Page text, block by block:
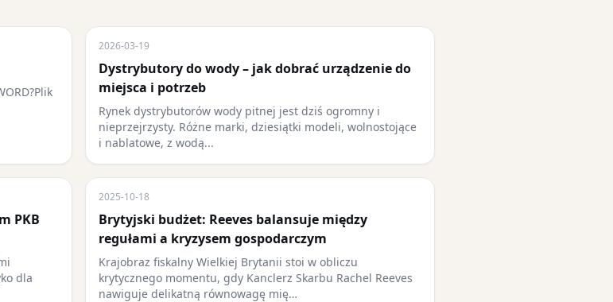
2026-03-19
Dystrybutory do wody – jak dobrać urządzenie do
miejsca i potrzeb
Rynek dystrybutorów wody pitnej jest dziś ogromny i
nieprzejrzysty. Różne marki, dziesiątki modeli, wolnostojące
i nablatowe, z wodą...
PKB
dla
2025-10-18
Brytyjski budżet: Reeves balansuje między
regułami a kryzysem gospodarczym
Krajobraz fiskalny Wielkiej Brytanii stoi w obliczu
krytycznego momentu, gdy Kanclerz Skarbu Rachel Reeves
nawiguje delikatną równowagę mię…